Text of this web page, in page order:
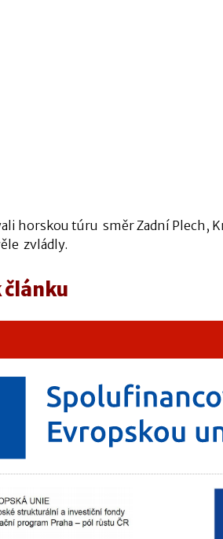
horskou túru směr Zadní Plech,
zvládly.